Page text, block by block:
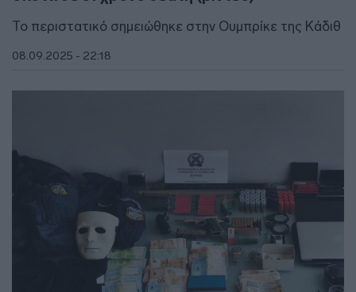
Το περιστατικό σημειώθηκε στην Ουμπρίκε της Κάδιθ
08.09.2025 - 22:18